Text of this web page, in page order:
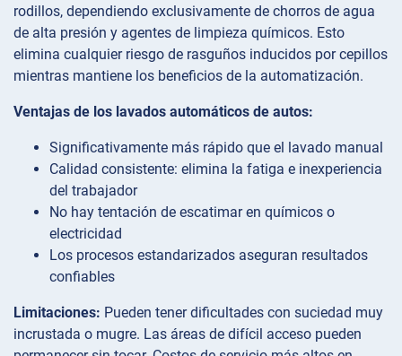
rodillos, dependiendo exclusivamente de chorros de agua
de alta presión y agentes de limpieza químicos. Esto
elimina cualquier riesgo de rasguños inducidos por cepillos
mientras mantiene los beneficios de la automatización.
Ventajas de los lavados automáticos de autos:
Significativamente más rápido que el lavado manual
Calidad consistente: elimina la fatiga e inexperiencia
del trabajador
No hay tentación de escatimar en químicos o
electricidad
Los procesos estandarizados aseguran resultados
confiables
Limitaciones: Pueden tener dificultades con suciedad muy
incrustada o mugre. Las áreas de difícil acceso pueden